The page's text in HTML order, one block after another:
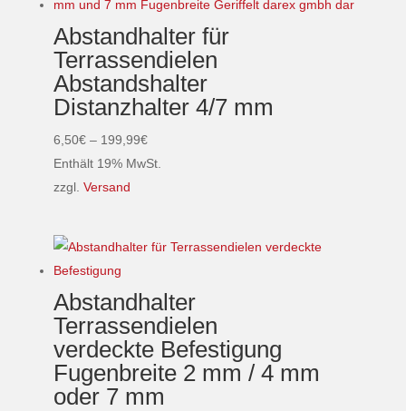
Varianten
auf.
Die
Optionen
können
auf
werden
Abstandhalter für
Terrassendielen
Abstandshalter
Distanzhalter 4/7 mm
6,50€ – 199,99€Preisspanne:
6,50€
Enthält 19% MwSt.
zzgl. Versand
Produkt
mehrere
Varianten
auf.
Die
Optionen
können
Abstandhalter
Terrassendielen
verdeckte Befestigung
Fugenbreite 2 mm / 4 mm
oder 7 mm